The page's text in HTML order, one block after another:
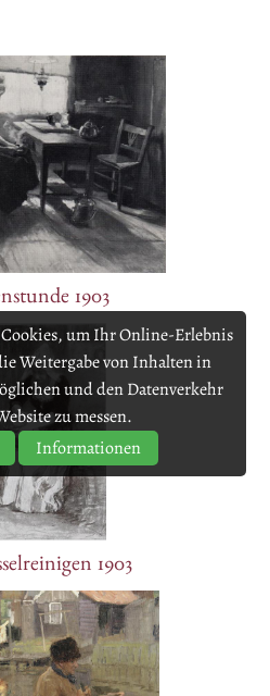
um Ihr Online-Erlebnis
Weitergabe von Inhalten in
und den Datenverkehr
zu messen.
Informationen
1903
1903